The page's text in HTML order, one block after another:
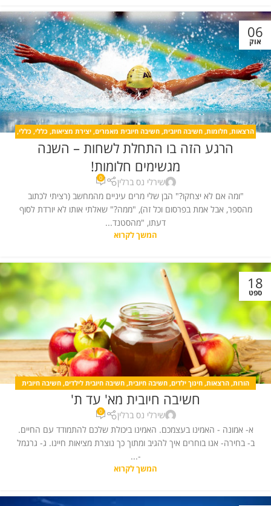
06
אוק
הרצאות, חלומות, חשיבה חיובית, חשיבה חיובית מאמרים, יצירת מציאות, כללי, כללי,
מדיטציה,מחשבה חיובית,קורסים
הרגע הזה בו התחלת לשחות – השנה
מגשימים חלומות!
שירלי נס ברלין 0
"ומה אם לא יצחקו?" הבן שלי מרים עיניים מהמחשב (רציתי לכתוב
מהספר, אבל אמת בפרסום וכל זה), "ממה?" שאלתי אותו לא יורדת לסוף
דעתו, "מהסטנד...
המשך לקרוא
18
ספט
הורות, הרצאות, חינוך ילדים, חשיבה חיובית, חשיבה חיובית לילדים, חשיבה חיובית
מאמרים כללי,כללי, מחשבה חיובית
חשיבה חיובית מא' עד ת'
שירלי נס ברלין 0
א- אמונה - האמינו בעצמכם. האמינו ביכולת שלכם להתמודד עם החיים.
ב- בחירה- אנו בוחרים איך להגיב ומתוך כך נוצרת מציאות חיינו. ג- גרגמל
-...
המשך לקרוא